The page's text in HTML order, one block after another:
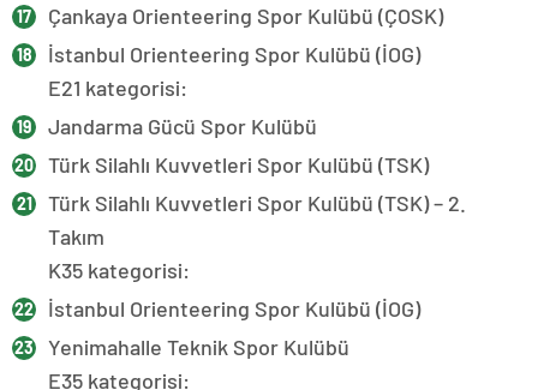
Çankaya Orienteering Spor Kulübü (ÇOSK)
İstanbul Orienteering Spor Kulübü (İOG)
E21 kategorisi:
Jandarma Gücü Spor Kulübü
Türk Silahlı Kuvvetleri Spor Kulübü (TSK)
Türk Silahlı Kuvvetleri Spor Kulübü (TSK) – 2.
Takım
K35 kategorisi:
İstanbul Orienteering Spor Kulübü (İOG)
Yenimahalle Teknik Spor Kulübü
E35 kategorisi: